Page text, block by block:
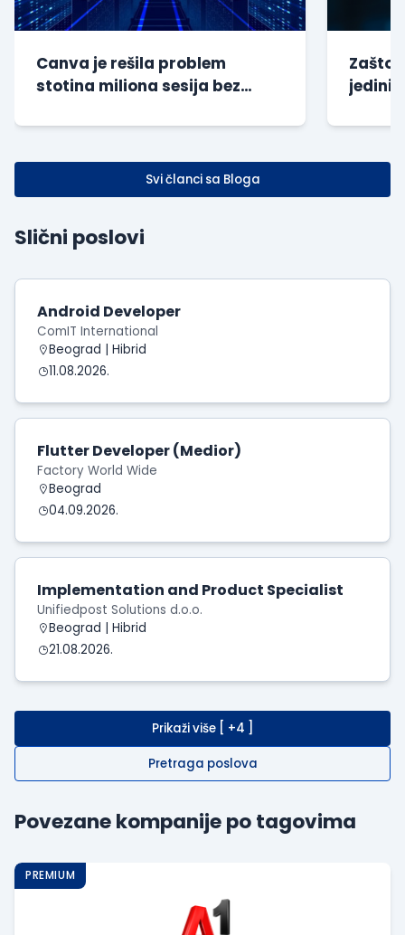
Canva je rešila problem
stotina miliona sesija bez
Zašto
jedini
Svi članci sa Bloga
Slični poslovi
Android Developer
ComIT International
Beograd | Hibrid
11.08.2026.
Flutter Developer (Medior)
Factory World Wide
Beograd
04.09.2026.
Implementation and Product Specialist
Unifiedpost Solutions d.o.o.
Beograd | Hibrid
21.08.2026.
Prikaži više [ +4 ]
Pretraga poslova
Povezane kompanije po tagovima
PREMIUM